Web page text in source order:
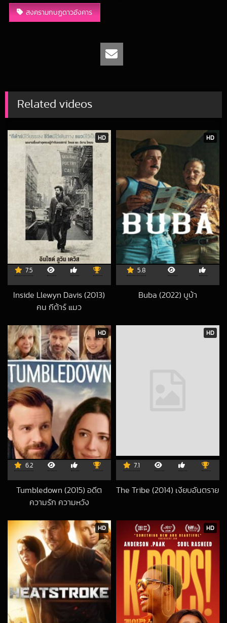
สงครามกบฏดาวอังคาร
Related videos
HD
7.5
Inside Llewyn Davis (2013)
คน กีต้าร์ แมว
HD
5.8
Buba (2022) บูบ้า
HD
6.2
Tumbledown (2015) อดีต
ความรัก ความหวัง
HD
7.1
The Tribe (2014) เงียบอันตราย
HD HD